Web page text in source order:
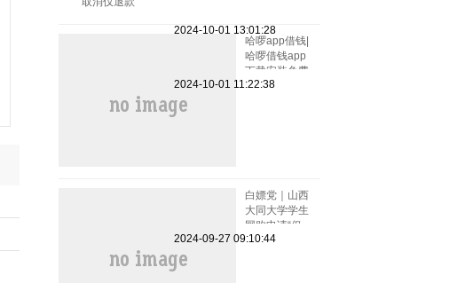
2024-10-01 13:01:28
哈啰app借钱|
哈啰借钱app
下载安装免费
小小上当和电
2024-10-01 11:22:38
白嫖党｜山西
大同大学学生
网购申请“仅
退款”被拒骂
2024-09-27 09:10:44